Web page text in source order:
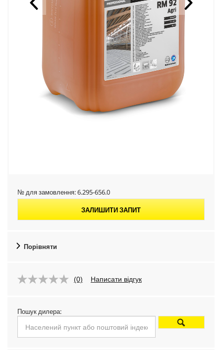
№ для замовлення:6.295-656.0
ЗАЛИШИТИ ЗАПИТ
Порівняти
(0) Написати відгук
Пошук дилера: